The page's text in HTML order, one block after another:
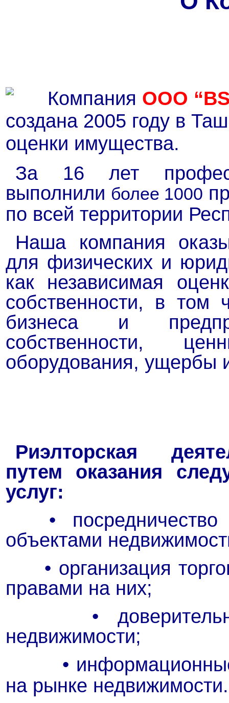
Компания ООО “BS
создана 2005 году в
оценки имущества.
За 16 лет
выполнили более 1000
по всей территории
Наша компания
для физических и
как независимая
собственности, в том
бизнеса и
собственности,
оборудования, ущербы
Риэлторская
путем оказания
услуг:
• посредничество
объектами
• организация
правами на них;
•
недвижимости;
• информационные
на рынке недвижимости.